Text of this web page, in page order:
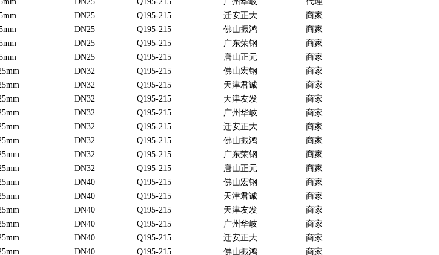
DN25 Q195-215 迁安正大
商家
DN25 Q195-215 佛山振鸿
商家
DN25 Q195-215 广东荣钢
商家
DN25 Q195-215 唐山正元
商家
DN32 Q195-215 佛山宏钢
商家
DN32 Q195-215 天津君诚
商家
DN32 Q195-215 天津友发
商家
DN32 Q195-215 广州华岐
商家
DN32 Q195-215 迁安正大
商家
DN32 Q195-215 佛山振鸿
商家
DN32 Q195-215 广东荣钢
商家
DN32 Q195-215 唐山正元
商家
DN40 Q195-215 佛山宏钢
商家
DN40 Q195-215 天津君诚
商家
DN40 Q195-215 天津友发
商家
DN40 Q195-215 广州华岐
商家
DN40 Q195-215 迁安正大
商家
DN40 Q195-215 佛山振鸿 商家